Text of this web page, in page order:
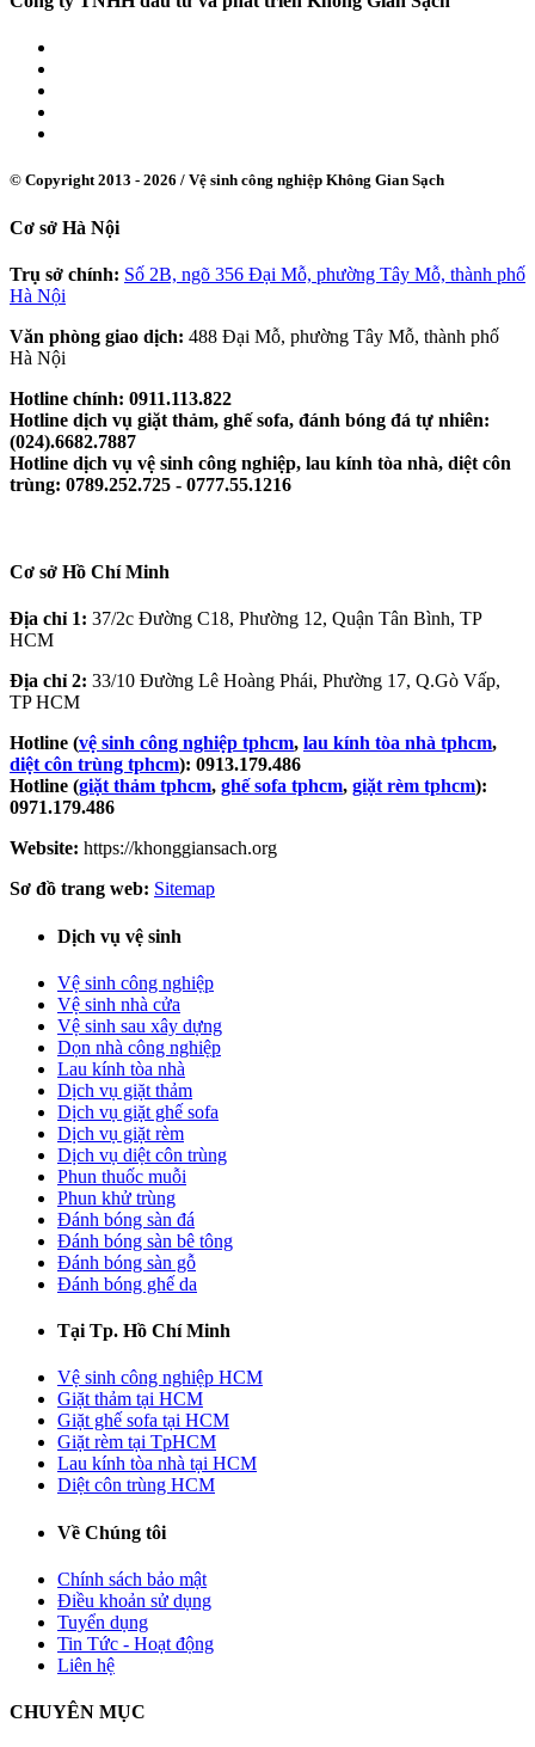
© Copyright 2013 - 2026 / Vệ sinh công nghiệp Không Gian Sạch
Cơ sở Hà Nội
Trụ sở chính: Số 2B, ngõ 356 Đại Mỗ, phường Tây Mỗ, thành phố
Hà Nội
Văn phòng giao dịch: 488 Đại Mỗ, phường Tây Mỗ, thành phố
Hà Nội
Hotline chính: 0911.113.822
Hotline dịch vụ giặt thảm, ghế sofa, đánh bóng đá tự nhiên:
(024).6682.7887
Hotline dịch vụ vệ sinh công nghiệp, lau kính tòa nhà, diệt côn
trùng: 0789.252.725 - 0777.55.1216
Cơ sở Hồ Chí Minh
Địa chỉ 1: 37/2c Đường C18, Phường 12, Quận Tân Bình, TP
HCM
Địa chỉ 2: 33/10 Đường Lê Hoàng Phái, Phường 17, Q.Gò Vấp,
TP HCM
Hotline (vệ sinh công nghiệp tphcm, lau kính tòa nhà tphcm,
diệt côn trùng tphcm): 0913.179.486
Hotline (giặt thảm tphcm, ghế sofa tphcm, giặt rèm tphcm):
0971.179.486
Website: https://khonggiansach.org
Sơ đồ trang web: Sitemap
Dịch vụ vệ sinh
Vệ sinh công nghiệp
Vệ sinh nhà cửa
Vệ sinh sau xây dựng
Dọn nhà công nghiệp
Lau kính tòa nhà
Dịch vụ giặt thảm
Dịch vụ giặt ghế sofa
Dịch vụ giặt rèm
Dịch vụ diệt côn trùng
Phun thuốc muỗi
Phun khử trùng
Đánh bóng sàn đá
Đánh bóng sàn bê tông
Đánh bóng sàn gỗ
Đánh bóng ghế da
Tại Tp. Hồ Chí Minh
Vệ sinh công nghiệp HCM
Giặt thảm tại HCM
Giặt ghế sofa tại HCM
Giặt rèm tại TpHCM
Lau kính tòa nhà tại HCM
Diệt côn trùng HCM
Về Chúng tôi
Chính sách bảo mật
Điều khoản sử dụng
Tuyển dụng
Tin Tức - Hoạt động
Liên hệ
CHUYÊN MỤC